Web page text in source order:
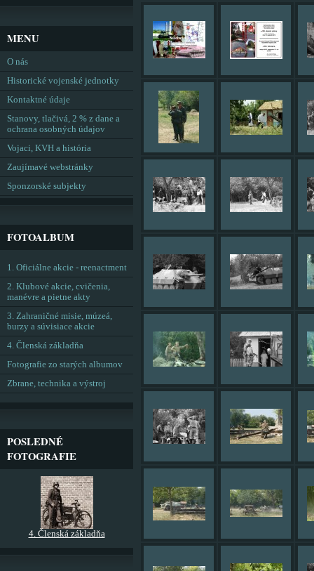
MENU
O nás
Historické vojenské jednotky
Kontaktné údaje
Stanovy, tlačivá, 2 % z dane a
ochrana osobných údajov
Vojaci, KVH a história
Zaujímavé webstránky
Sponzorské subjekty
FOTOALBUM
1. Oficiálne akcie - reenactment
2. Klubové akcie, cvičenia,
manévre a pietne akty
3. Zahraničné misie, múzeá,
burzy a súvisiace akcie
4. Členská základňa
Fotografie zo starých albumov
Zbrane, technika a výstroj
POSLEDNÉ
FOTOGRAFIE
4. Členská základňa